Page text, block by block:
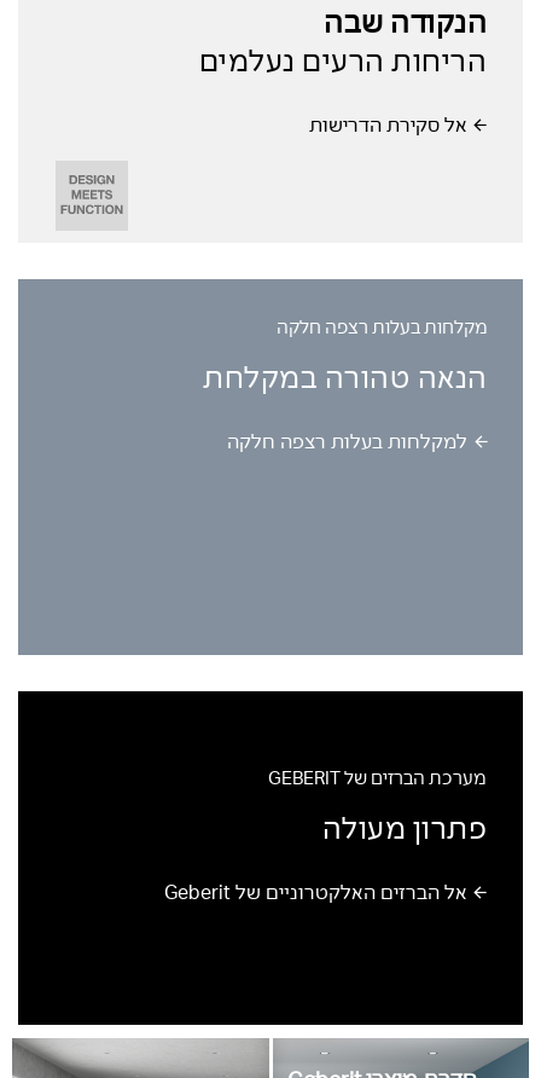
הנקודה שבה
הריחות הרעים נעלמים
אל סקירת הדרישות
מקלחות בעלות רצפה חלקה
הנאה טהורה במקלחת
למקלחות בעלות רצפה חלקה
מערכת הברזים של GEBERIT
פתרון מעולה
אל הברזים האלקטרוניים של Geberit